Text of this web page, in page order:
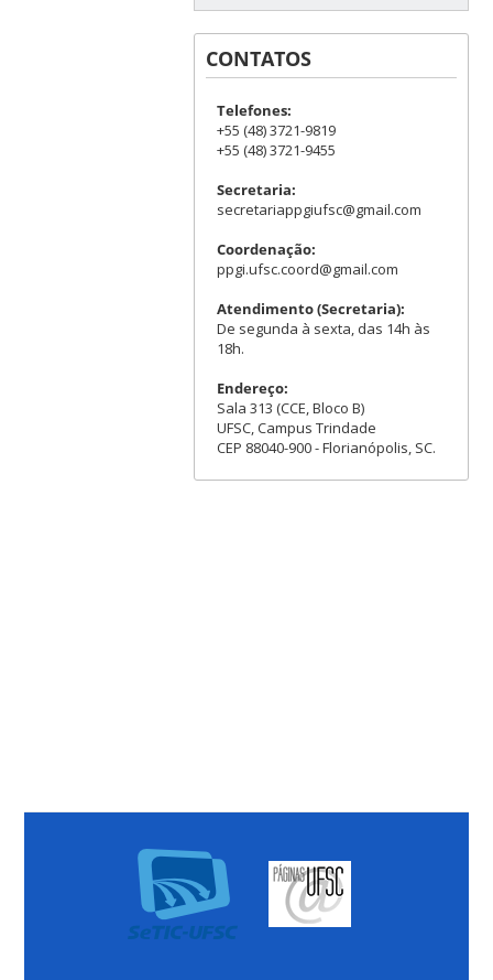
CONTATOS
Telefones:
+55 (48) 3721-9819
+55 (48) 3721-9455
Secretaria:
secretariappgiufsc@gmail.com
Coordenação:
ppgi.ufsc.coord@gmail.com
Atendimento (Secretaria):
De segunda à sexta, das 14h às
18h.
Endereço:
Sala 313 (CCE, Bloco B)
UFSC, Campus Trindade
CEP 88040-900 - Florianópolis, SC.